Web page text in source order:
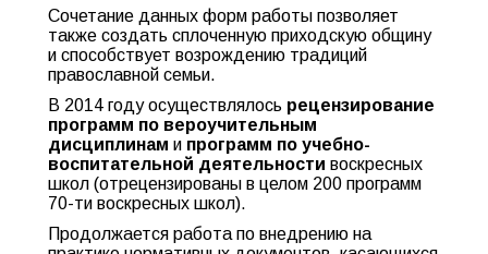
Сочетание данных форм работы позволяет
также создать сплоченную приходскую общину
и способствует возрождению традиций
православной семьи.
В 2014 году осуществлялось рецензирование
программ по вероучительным
дисциплинам и программ по учебно-
воспитательной деятельности воскресных
школ (отрецензированы в целом 200 программ
70-ти воскресных школ).
Продолжается работа по внедрению на